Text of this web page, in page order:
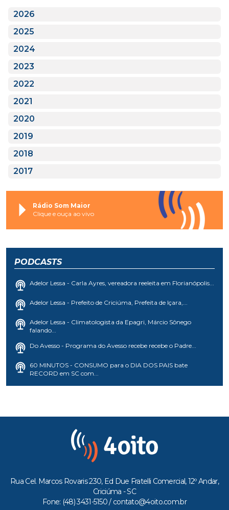
2026
2025
2024
2023
2022
2021
2020
2019
2018
2017
Rádio Som Maior
Clique e ouça ao vivo
PODCASTS
Adelor Lessa - Carla Ayres, vereadora reeleita em Florianópolis...
Adelor Lessa - Prefeito de Criciúma, Prefeita de Içara,...
Adelor Lessa - Climatologista da Epagri, Márcio Sônego
falando...
Do Avesso - Programa do Avesso recebe recebe o Padre...
60 MINUTOS - CONSUMO para o DIA DOS PAIS bate
RECORD em SC com...
Rua Cel. Marcos Rovaris 230, Ed Due Fratelli Comercial, 12º Andar,
Criciúma - SC
Fone: (48) 3431-5150 / contato@4oito.com.br